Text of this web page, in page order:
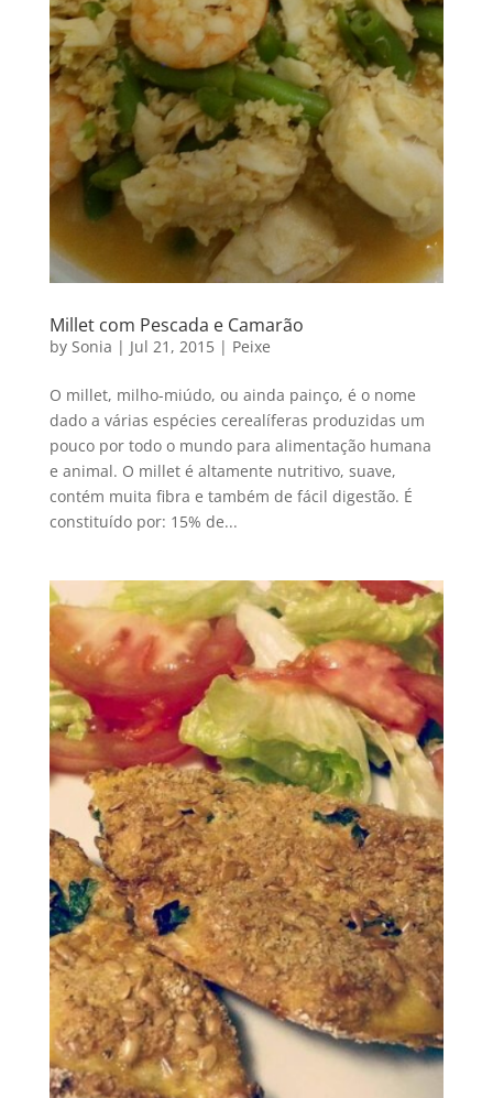
Millet com Pescada e Camarão
by Sonia | Jul 21, 2015| Peixe
O millet, milho-miúdo, ou ainda painço, é o nome
dado a várias espécies cerealíferas produzidas um
pouco por todo o mundo para alimentação humana
e animal. O millet é altamente nutritivo, suave,
contém muita fibra e também de fácil digestão. É
constituído por: 15% de...